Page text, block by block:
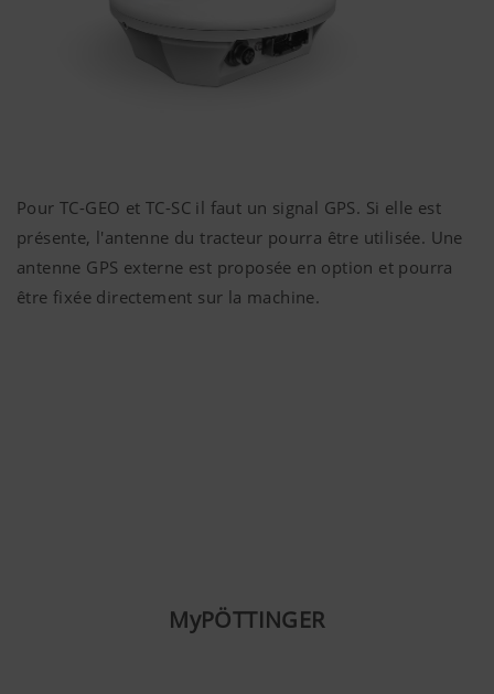
partenaires. Ainsi, les contenus affichés sont
adaptés à vos comportements d'utilisation.
Pour TC-GEO et TC-SC il faut un signal GPS. Si elle est
présente, l'antenne du tracteur pourra être utilisée. Une
antenne GPS externe est proposée en option et pourra
être fixée directement sur la machine.
MyPÖTTINGER